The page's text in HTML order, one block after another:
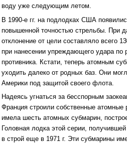
воду уже следующим летом.
В 1990-е гг. на подлодках США
повышенной точностью стрельбы. При
отклонение от цели составляло всего
при нанесении упреждающего удара по
противника. Кстати, теперь атомным
уходить далеко от родных баз. Они
Америки под защитой своего флота.
Надеясь угнаться за бесспорным
Франция строили собственные атомные
имела шесть атомных субмарин,
Головная лодка этой серии,
в строй еще в 1971 г. Эти субмарины